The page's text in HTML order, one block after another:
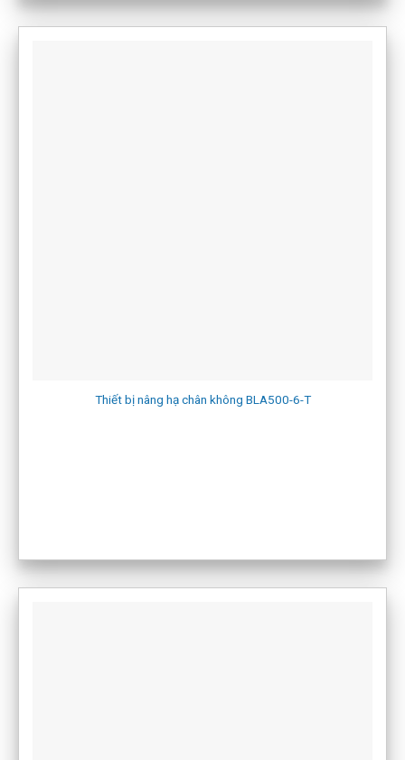
Thiết bị nâng hạ chân không BLA500-6-T